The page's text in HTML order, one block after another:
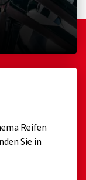
Reifen
Sie in